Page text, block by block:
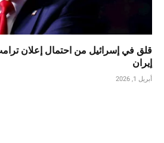
قلق في إسرائيل من احتمال إعلان
إيران
أبريل 1, 2026